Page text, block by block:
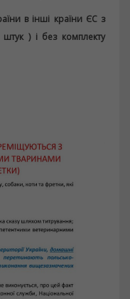
в інші країни ЄС з
) і без комплекту